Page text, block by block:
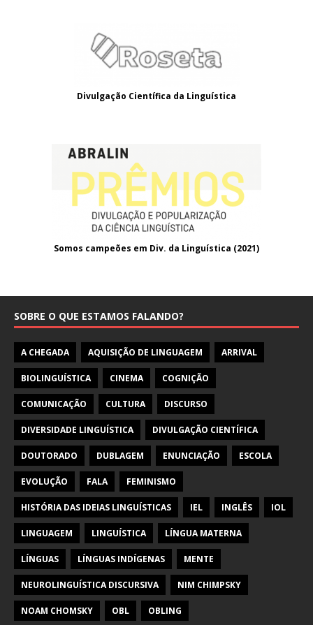
Divulgação Científica da Linguística
Somos campeões em Div. da Linguística (2021)
SOBRE O QUE ESTAMOS FALANDO?
A CHEGADA AQUISIÇÃO DE LINGUAGEM ARRIVAL
BIOLINGUÍSTICA CINEMA COGNIÇÃO
COMUNICAÇÃO CULTURA DISCURSO
DIVERSIDADE LINGUÍSTICA DIVULGAÇÃO CIENTÍFICA
DOUTORADO DUBLAGEM ENUNCIAÇÃO ESCOLA
EVOLUÇÃO FALA FEMINISMO
HISTÓRIA DAS IDEIAS LINGUÍSTICAS IEL INGLÊS IOL
LINGUAGEM LINGUÍSTICA LÍNGUA MATERNA
LÍNGUAS LÍNGUAS INDÍGENAS MENTE
NEUROLINGUÍSTICA DISCURSIVA NIM CHIMPSKY
NOAM CHOMSKY OBL OBLING